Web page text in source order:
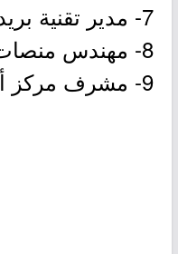
7- مدير تقنية بريدية ولوجستيات.
8- مهندس منصات سحابية أول.
9- مشرف مركز أعمال الحج والعمرة.